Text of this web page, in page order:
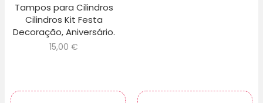
Tampos para Cilindros
Cilindros Kit Festa
Decoração, Aniversário.
15,00 €